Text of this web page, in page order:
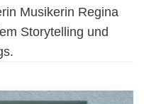
Musikerin Regina
Storytelling und